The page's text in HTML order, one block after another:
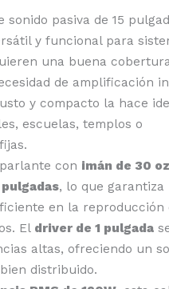
sonido pasiva de 15
y funcional para
una buena
de amplificación
y compacto la hace
escuelas, templos o
con imán de 30 oz
, lo que garantiza
en la reproducción
El driver de 1 pulgada
altas, ofreciendo un
distribuido.